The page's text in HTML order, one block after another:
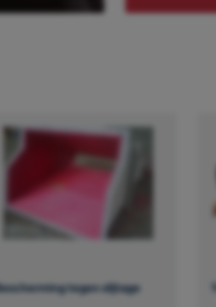
tegen slijtage